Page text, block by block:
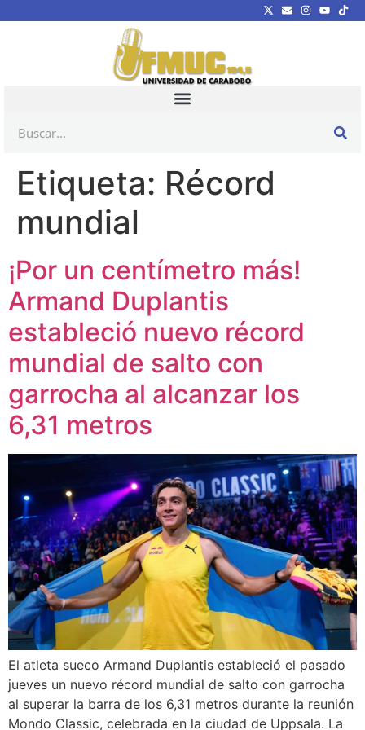
Etiqueta: Récord
mundial
¡Por un centímetro más!
Armand Duplantis
estableció nuevo récord
mundial de salto con
garrocha al alcanzar los
6,31 metros
El atleta sueco Armand Duplantis estableció el pasado
jueves un nuevo récord mundial de salto con garrocha
al superar la barra de los 6,31 metros durante la reunión
Mondo Classic, celebrada en la ciudad de Uppsala. La